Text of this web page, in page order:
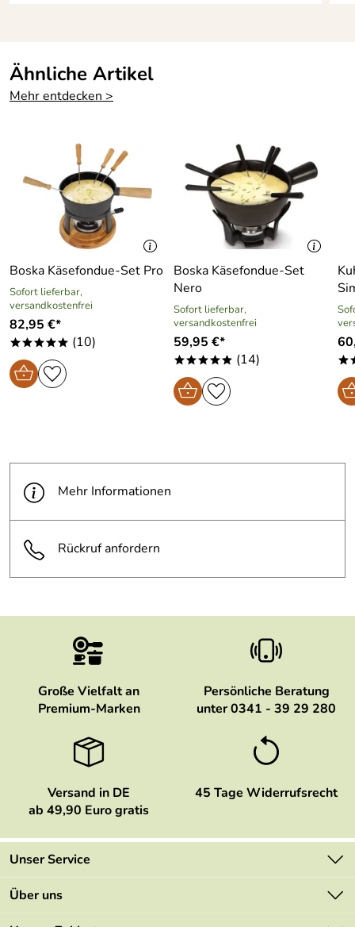
Ähnliche Artikel
Mehr entdecken >
Boska Käsefondue-Set Pro
Sofort lieferbar,
versandkostenfrei
82,95 €*
***** (10)
Boska Käsefondue-Set
Nero
Sofort lieferbar,
versandkostenfrei
59,95 €*
***** (14)
Mehr Informationen
Rückruf anfordern
Große Vielfalt an
Premium-Marken
Persönliche Beratung
unter 0341 - 39 29 280
Versand in DE
ab 49,90 Euro gratis
45 Tage Widerrufsrecht
Unser Service
Kontakt
Über uns